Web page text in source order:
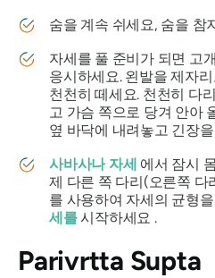
숨을 계속 쉬세요, 숨을 참
자세를 풀 준비가 되면 고
응시하세요. 왼발을 제자
천천히 떼세요. 천천히 다
고 가슴 쪽으로 당겨 안아
옆 바닥에 내려놓고 긴장
사바사나 자세 에서 잠시
제 다른 쪽 다리(오른쪽 다
를 사용하여 자세의 균형
세를시작하세요 .
Parivrtta Supta